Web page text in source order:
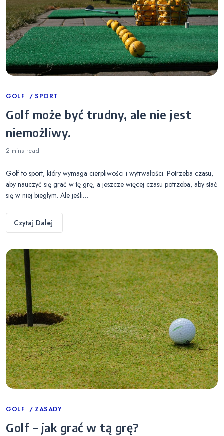
Categories
GOLF SPORT
Golf może być trudny, ale nie jest
niemożliwy.
2 mins read
Golf to sport, który wymaga cierpliwości i wytrwałości. Potrzeba czasu,
aby nauczyć się grać w tę grę, a jeszcze więcej czasu potrzeba, aby stać
się w niej biegłym. Ale jeśli…
Czytaj Dalej
Categories
GOLF ZASADY
Golf – jak grać w tą grę?